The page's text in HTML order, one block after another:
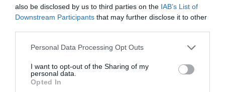
also be disclosed by us to third parties on the IAB’s List of
Downstream Participants that may further disclose it to other
Please note that this website/app uses one or more Google
not limited to your visit or usage behaviour. You may click to
grant or deny consent to Google and its third-party tags to
use your data for below specified purposes in below Google
Personal Data Processing Opt Outs
I want to opt-out of the Sharing of my
personal data.
Opted In
Για μικροκομματική αξιοποίηση από τον ΣΥΡΙΖΑ του
πορίσματος της Ρυθμιστικής Αρχής Σιδηροδρόμων κάνει
λόγο η Νέα Δημοκρατία. Με ανακοίνωσή της η Νέα Δη...
17 Μαρτίου 2023